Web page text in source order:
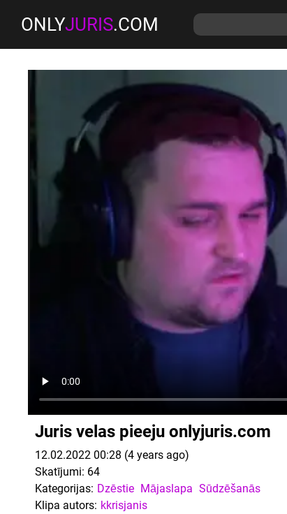
ONLYJURIS.COM
Juris velas pieeju onlyjuris.com
12.02.2022 00:28 (4 years ago)
Skatījumi: 64
Kategorijas: Dzēstie Mājaslapa Sūdzēšanās
Klipa autors: kkrisjanis